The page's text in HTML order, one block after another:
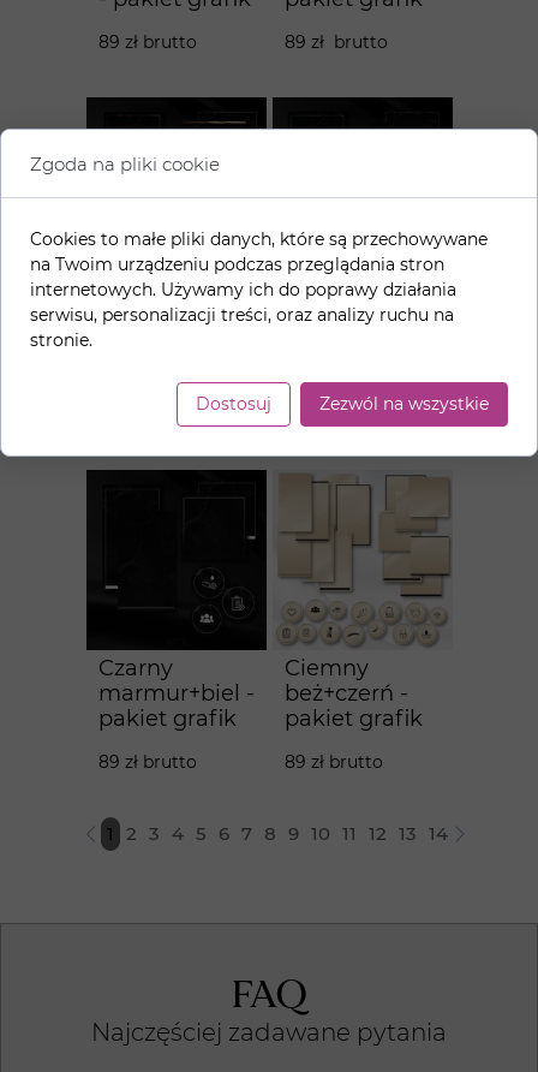
89 zł brutto 89 zł brutto
Czarny
marmur+złoto
89 zł brutto
Czarny
marmur+rose
89 zł brutto
Czarny
marmur+biel -
pakiet grafik
89 zł brutto
Ciemny
beż+czerń -
pakiet grafik
89 zł brutto
1 2 3 4 5 6 7 8 9 10 11 12 13 14
FAQ
Najczęściej zadawane pytania
Zgoda na pliki cookie
Cookies to małe pliki danych, które są przechowywane
na Twoim urządzeniu podczas przeglądania stron
internetowych. Używamy ich do poprawy działania
serwisu, personalizacji treści, oraz analizy ruchu na
stronie.
Dostosuj Zezwól na wszystkie